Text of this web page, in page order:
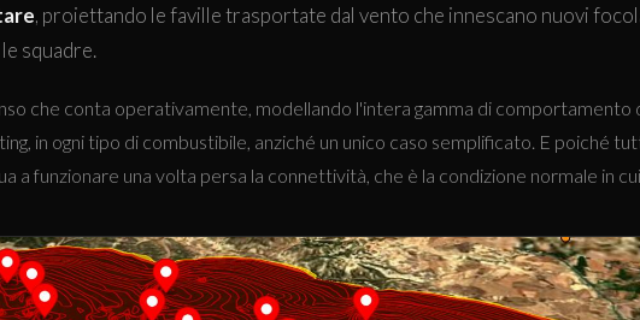
, proiettando le faville trasportate dal vento che innescano nuovi
squadre.
che conta operativamente, modellando l'intera gamma di comportamento
in ogni tipo di combustibile, anziché un unico caso semplificato. E poiché
a funzionare una volta persa la connettività, che è la condizione normale in